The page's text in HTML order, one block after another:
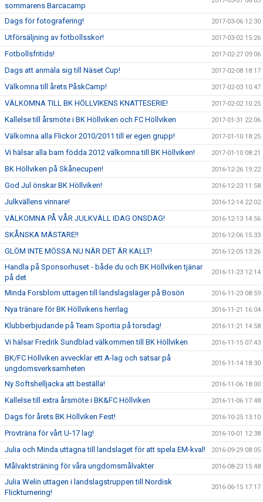
sommarens Barcacamp
Dags för fotografering! 2017-03-06 12:30
Utförsäljning av fotbollsskor! 2017-03-02 15:26
Fotbollsfritids! 2017-02-27 09:06
Dags att anmäla sig till Näset Cup! 2017-02-08 18:17
Välkomna till årets PåskCamp! 2017-02-03 10:47
VÄLKOMNA TILL BK HÖLLVIKENS KNATTESERIE! 2017-02-02 10:25
Kallelse till årsmöte i BK Höllviken och FC Höllviken 2017-01-31 22:06
Välkomna alla Flickor 2010/2011 till er egen grupp! 2017-01-10 18:25
Vi hälsar alla barn födda 2012 välkomna till BK Höllviken! 2017-01-10 08:21
BK Höllviken på Skånecupen! 2016-12-26 19:22
God Jul önskar BK Höllviken! 2016-12-23 11:58
Julkvällens vinnare! 2016-12-14 22:02
VÄLKOMNA PÅ VÅR JULKVÄLL IDAG ONSDAG! 2016-12-13 14:56
SKÅNSKA MÄSTARE!! 2016-12-06 15:33
GLÖM INTE MÖSSA NU NÄR DET ÄR KALLT! 2016-12-05 13:26
Handla på Sponsorhuset - både du och BK Höllviken tjänar
på det
2016-11-23 12:14
Minda Forsblom uttagen till landslagsläger på Bosön 2016-11-23 08:59
Nya tränare för BK Höllvikens herrlag 2016-11-21 16:04
Klubberbjudande på Team Sportia på torsdag! 2016-11-21 14:58
Vi hälsar Fredrik Sundblad välkommen till BK Höllviken 2016-11-15 07:43
BK/FC Höllviken avvecklar ett A-lag och satsar på
ungdomsverksamheten
2016-11-14 18:30
Ny Softshelljacka att beställa! 2016-11-06 18:00
Kallelse till extra årsmöte i BK&FC Höllviken 2016-11-06 17:48
Dags för årets BK Höllviken Fest! 2016-10-25 13:10
Provträna för vårt U-17 lag! 2016-10-01 12:38
Julia och Minda uttagna till landslaget för att spela EM-kval! 2016-09-29 08:05
Målvaktsträning för våra ungdomsmålvakter 2016-08-23 15:48
Julia Welin uttagen i landslagstruppen till Nordisk
Flickturnering!
2016-06-15 17:17